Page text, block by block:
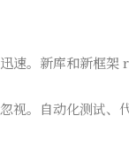
速。新库和新框架
视。自动化测试、